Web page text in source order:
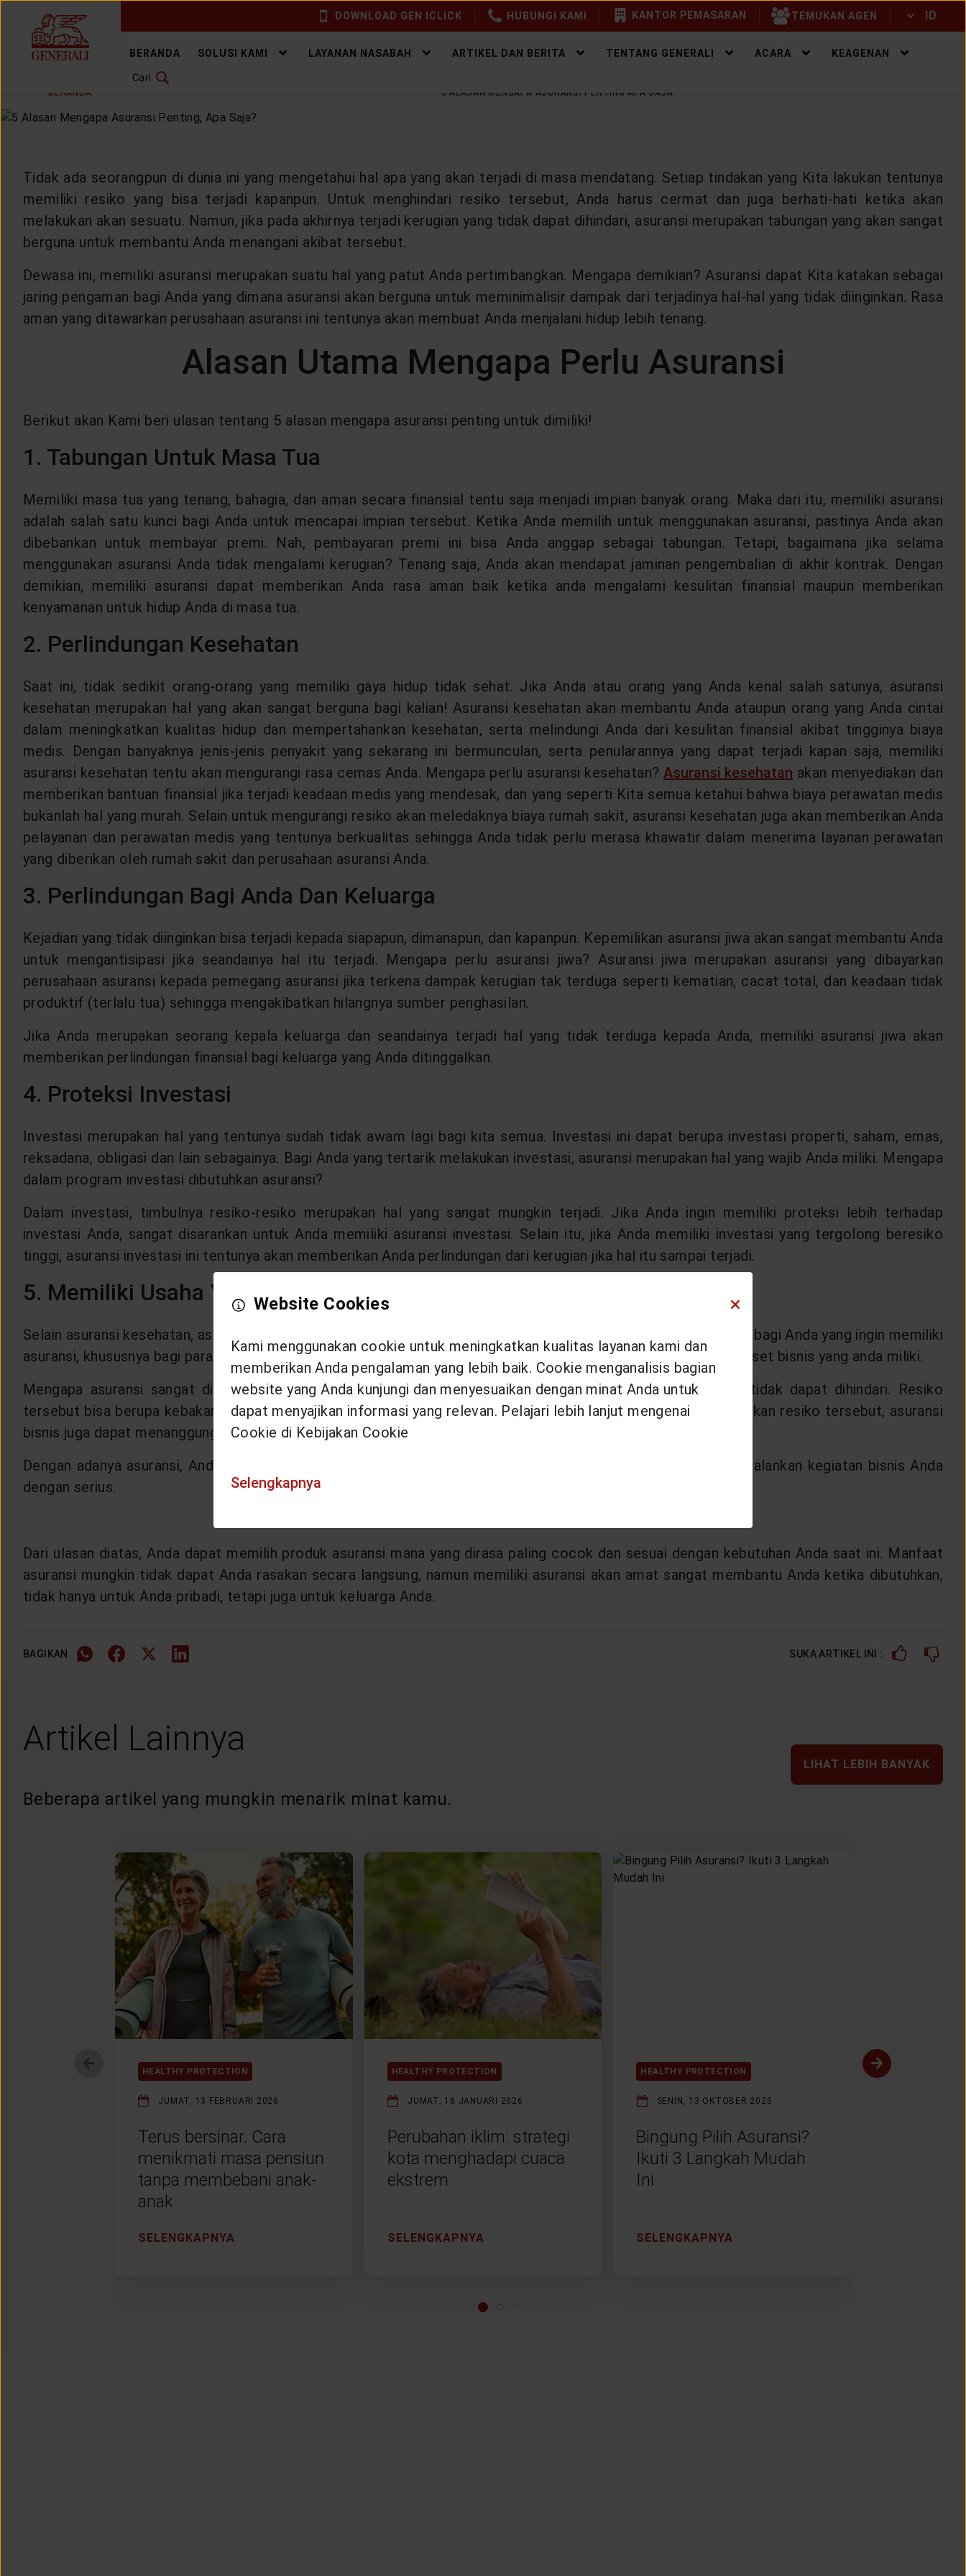
DOWNLOAD GEN ICLICK HUBUNGI KAMI KANTOR PEMASARAN TEMUKAN AGEN ID
BERANDA SOLUSI KAMI LAYANAN NASABAH ARTIKEL DAN BERITA TENTANG GENERALI ACARA KEAGENAN
Cari
BERANDA 5 ALASAN MENGAPA ASURANSI PENTING APA SAJA
SELASA, 11 MEI 2021
Tidak ada seorangpun di dunia ini yang mengetahui hal apa yang akan terjadi di masa mendatang. Setiap tindakan yang Kita lakukan tentunya
memiliki resiko yang bisa terjadi kapanpun. Untuk menghindari resiko tersebut, Anda harus cermat dan juga berhati-hati ketika akan
melakukan akan sesuatu. Namun, jika pada akhirnya terjadi kerugian yang tidak dapat dihindari, asuransi merupakan tabungan yang akan sangat
berguna untuk membantu Anda menangani akibat tersebut.
Dewasa ini, memiliki asuransi merupakan suatu hal yang patut Anda pertimbangkan. Mengapa demikian? Asuransi dapat Kita katakan sebagai
jaring pengaman bagi Anda yang dimana asuransi akan berguna untuk meminimalisir dampak dari terjadinya hal-hal yang tidak diinginkan. Rasa
aman yang ditawarkan perusahaan asuransi ini tentunya akan membuat Anda menjalani hidup lebih tenang.
Alasan Utama Mengapa Perlu Asuransi
Berikut akan Kami beri ulasan tentang 5 alasan mengapa asuransi penting untuk dimiliki!
1. Tabungan Untuk Masa Tua
Memiliki masa tua yang tenang, bahagia, dan aman secara finansial tentu saja menjadi impian banyak orang. Maka dari itu, memiliki asuransi
adalah salah satu kunci bagi Anda untuk mencapai impian tersebut. Ketika Anda memilih untuk menggunakan asuransi, pastinya Anda akan
dibebankan untuk membayar premi. Nah, pembayaran premi ini bisa Anda anggap sebagai tabungan. Tetapi, bagaimana jika selama
menggunakan asuransi Anda tidak mengalami kerugian? Tenang saja, Anda akan mendapat jaminan pengembalian di akhir kontrak. Dengan
demikian, memiliki asuransi dapat memberikan Anda rasa aman baik ketika anda mengalami kesulitan finansial maupun memberikan
kenyamanan untuk hidup Anda di masa tua.
2. Perlindungan Kesehatan
Saat ini, tidak sedikit orang-orang yang memiliki gaya hidup tidak sehat. Jika Anda atau orang yang Anda kenal salah satunya, asuransi
kesehatan merupakan hal yang akan sangat berguna bagi kalian! Asuransi kesehatan akan membantu Anda ataupun orang yang Anda cintai
dalam meningkatkan kualitas hidup dan mempertahankan kesehatan, serta melindungi Anda dari kesulitan finansial akibat tingginya biaya
medis. Dengan banyaknya jenis-jenis penyakit yang sekarang ini bermunculan, serta penularannya yang dapat terjadi kapan saja, memiliki
asuransi kesehatan tentu akan mengurangi rasa cemas Anda. Mengapa perlu asuransi kesehatan?Asuransi kesehatan akan menyediakan dan
memberikan bantuan finansial jika terjadi keadaan medis yang mendesak, dan yang seperti Kita semua ketahui bahwa biaya perawatan medis
bukanlah hal yang murah. Selain untuk mengurangi resiko akan meledaknya biaya rumah sakit, asuransi kesehatan juga akan memberikan Anda
pelayanan dan perawatan medis yang tentunya berkualitas sehingga Anda tidak perlu merasa khawatir dalam menerima layanan perawatan
yang diberikan oleh rumah sakit dan perusahaan asuransi Anda.
3. Perlindungan Bagi Anda Dan Keluarga
Kejadian yang tidak diinginkan bisa terjadi kepada siapapun, dimanapun, dan kapanpun. Kepemilikan asuransi jiwa akan sangat membantu Anda
untuk mengantisipasi jika seandainya hal itu terjadi. Mengapa perlu asuransi jiwa? Asuransi jiwa merupakan asuransi yang dibayarkan
perusahaan asuransi kepada pemegang asuransi jika terkena dampak kerugian tak terduga seperti kematian, cacat total, dan keadaan tidak
produktif (terlalu tua) sehingga mengakibatkan hilangnya sumber penghasilan.
Jika Anda merupakan seorang kepala keluarga dan seandainya terjadi hal yang tidak terduga kepada Anda, memiliki asuransi jiwa akan
memberikan perlindungan finansial bagi keluarga yang Anda ditinggalkan.
4. Proteksi Investasi
Investasi merupakan hal yang tentunya sudah tidak awam lagi bagi kita semua. Investasi ini dapat berupa investasi properti, saham, emas,
reksadana, obligasi dan lain sebagainya. Bagi Anda yang tertarik melakukan investasi, asuransi merupakan hal yang wajib Anda miliki. Mengapa
dalam program investasi dibutuhkan asuransi?
Dalam investasi, timbulnya resiko-resiko merupakan hal yang sangat mungkin terjadi. Jika Anda ingin memiliki proteksi lebih terhadap
investasi Anda, sangat disarankan untuk Anda memiliki asuransi investasi. Selain itu, jika Anda memiliki investasi yang tergolong beresiko
tinggi, asuransi investasi ini tentunya akan memberikan Anda perlindungan dari kerugian jika hal itu sampai terjadi.
5. Memiliki Usaha Yang Terlindungi
Selain asuransi kesehatan, asuransi jiwa, dan asuransi investasi, asuransi bisnis juga merupakan salah satu pilihan bagi Anda yang ingin memiliki
asuransi, khususnya bagi para pelaku bisnis. Sebagai pebisnis, tentu Anda akan sebisa mungkin melindungi aset-aset bisnis yang anda miliki.
Mengapa asuransi sangat dibutuhkan oleh perusahaan? Dalam kegiatan bisnis, resiko merupakan hal yang tidak dapat dihindari. Resiko
tersebut bisa berupa kebakaran, pencurian, bencana, dan sebagainya. Selain menanggung kerugian yang disebabkan resiko tersebut, asuransi
bisnis juga dapat menanggung karyawan dan keluarga jika semisalnya terjadi sesuatu pada Anda.
Dengan adanya asuransi, Anda tidak perlu selalu khawatir memikirkan resiko finansial sehingga Anda bisa menjalankan kegiatan bisnis Anda
dengan serius.
Dari ulasan diatas, Anda dapat memilih produk asuransi mana yang dirasa paling cocok dan sesuai dengan kebutuhan Anda saat ini. Manfaat
asuransi mungkin tidak dapat Anda rasakan secara langsung, namun memiliki asuransi akan amat sangat membantu Anda ketika dibutuhkan,
tidak hanya untuk Anda pribadi, tetapi juga untuk keluarga Anda.
BAGIKAN SUKA ARTIKEL INI :
Artikel Lainnya
Beberapa artikel yang mungkin menarik minat kamu.
LIHAT LEBIH BANYAK
HEALTHY PROTECTION
JUMAT, 13 FEBRUARI 2026
Terus bersinar. Cara
menikmati masa pensiun
tanpa membebani anak-
anak
SELENGKAPNYA
HEALTHY PROTECTION
JUMAT, 16 JANUARI 2026
Perubahan iklim: strategi
kota menghadapi cuaca
ekstrem
SELENGKAPNYA
HEALTHY PROTECTION
SENIN, 13 OKTOBER 2025
Bingung Pilih Asuransi?
Ikuti 3 Langkah Mudah
Ini
SELENGKAPNYA
HEALTHY
Website Cookies
Kami menggunakan cookie untuk meningkatkan kualitas layanan kami dan
memberikan Anda pengalaman yang lebih baik. Cookie menganalisis bagian
website yang Anda kunjungi dan menyesuaikan dengan minat Anda untuk
dapat menyajikan informasi yang relevan. Pelajari lebih lanjut mengenai
Cookie di Kebijakan Cookie
Selengkapnya
GANTI BAHASA ID EN
DOWNLOAD GEN ICLICK
HUBUNGI KAMI
TEMUKAN AGEN
SOLUSI KAMI
LAYANAN NASABAH
TENTANG GENERALI
KEAGENAN